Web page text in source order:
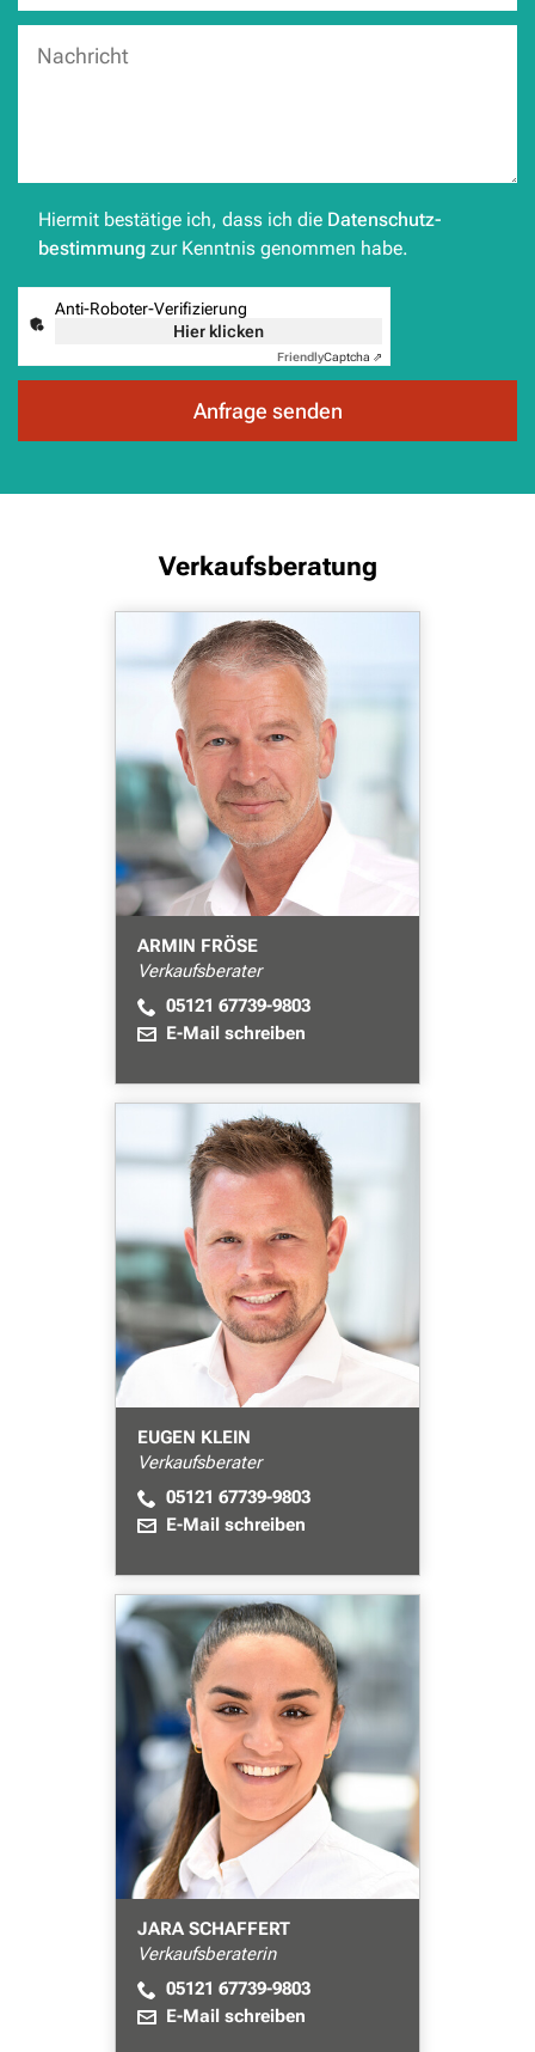
Hiermit bestätige ich, dass ich die Datenschutz­
bestimmungzur Kenntnis genommen habe.
Anti-Roboter-Verifizierung
Hier klicken
FriendlyCaptcha ⇗
Anfrage senden
Verkaufsberatung
ARMIN FRÖSE
Verkaufsberater
05121 67739-9803
E-Mail schreiben
EUGEN KLEIN
Verkaufsberater
05121 67739-9803
E-Mail schreiben
JARA SCHAFFERT
Verkaufsberaterin
05121 67739-9803
E-Mail schreiben